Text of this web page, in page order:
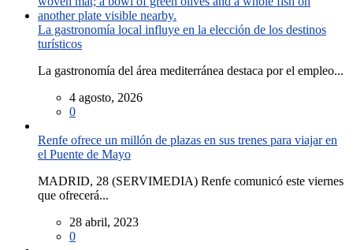
La gastronomía local influye en la elección de los destinos
turísticos
La gastronomía del área mediterránea destaca por el empleo...
4 agosto, 2026
0
Renfe ofrece un millón de plazas en sus trenes para viajar en
el Puente de Mayo
MADRID, 28 (SERVIMEDIA) Renfe comunicó este viernes
que ofrecerá...
28 abril, 2023
0